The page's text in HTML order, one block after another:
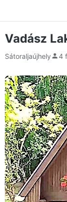
Vadász
Sátoraljaújhely 4